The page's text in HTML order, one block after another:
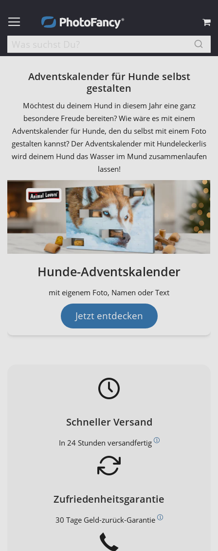
Adventskalender für Hunde selbst
gestalten
Möchtest du deinem Hund in diesem Jahr eine ganz
besondere Freude bereiten? Wie wäre es mit einem
Adventskalender für Hunde, den du selbst mit einem Foto
gestalten kannst? Der Adventskalender mit Hundeleckerlis
wird deinem Hund das Wasser im Mund zusammenlaufen
lassen!
Hunde-Adventskalender
mit eigenem Foto, Namen oder Text
Jetzt entdecken
Schneller Versand
In 24 Stunden versandfertig
Zufriedenheitsgarantie
30 Tage Geld-zurück-Garantie